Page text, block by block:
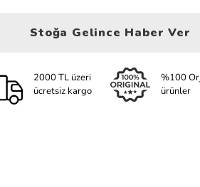
Stoğa Gelince Haber Ver
2000 TL üzeri
ücretsiz kargo
%100
ürünler